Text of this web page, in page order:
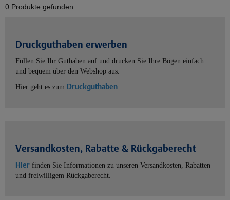
0 Produkte gefunden
Druckguthaben erwerben
Füllen Sie Ihr Guthaben auf und drucken Sie Ihre Bögen einfach
und bequem über den Webshop aus.
Hier geht es zum Druckguthaben
Versandkosten, Rabatte & Rückgaberecht
Hier finden Sie Informationen zu unseren Versandkosten, Rabatten
und freiwilligem Rückgaberecht.